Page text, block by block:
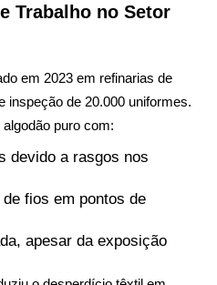
Trabalho no Setor
em 2023 em refinarias de
inspeção de 20.000 uniformes.
puro com:
devido a rasgos nos
fios em pontos de
apesar da exposição